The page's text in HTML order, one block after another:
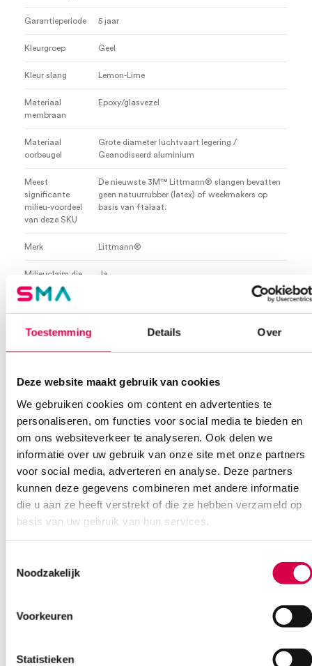
Toestemming Details Over
Deze website maakt gebruik van cookies
We gebruiken cookies om content en advertenties te
personaliseren, om functies voor social media te bieden en
om ons websiteverkeer te analyseren. Ook delen we
informatie over uw gebruik van onze site met onze partners
voor social media, adverteren en analyse. Deze partners
kunnen deze gegevens combineren met andere informatie
die u aan ze heeft verstrekt of die ze hebben verzameld op
basis van uw gebruik van hun services.
Noodzakelijk
Voorkeuren
Statistieken
Garantieperiode 5 jaar
Kleurgroep Geel
Kleur slang Lemon-Lime
Materiaal
membraan
Epoxy/glasvezel
Materiaal
oorbeugel
Grote diameter luchtvaart legering /
Geanodiseerd aluminium
Meest
significante
milieu-voordeel
van deze SKU
De nieuwste 3M™ Littmann® slangen bevatten
geen natuurrubber (latex) of weekmakers op
basis van ftalaat.
Merk Littmann®
Milieuclaim die
gemaakt wordt
Ja
Milieuclaim is
gerelateerd aan
Product
Model Classic III
Nettogewicht
150 g
Prestatie 7, 8
Slangconstructie Enkelvoudige slang
Speciale
Nee, Ja
Toepassing Lichamelijk onderzoek en diagnose
Type membraan
Download brochures: